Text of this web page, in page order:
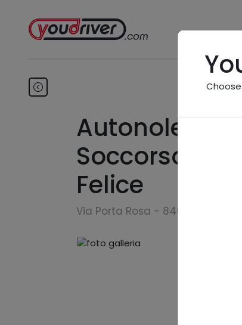
Autonoleggio
Soccorso
Felice
Via Porta Rosa - 84046 Ascea